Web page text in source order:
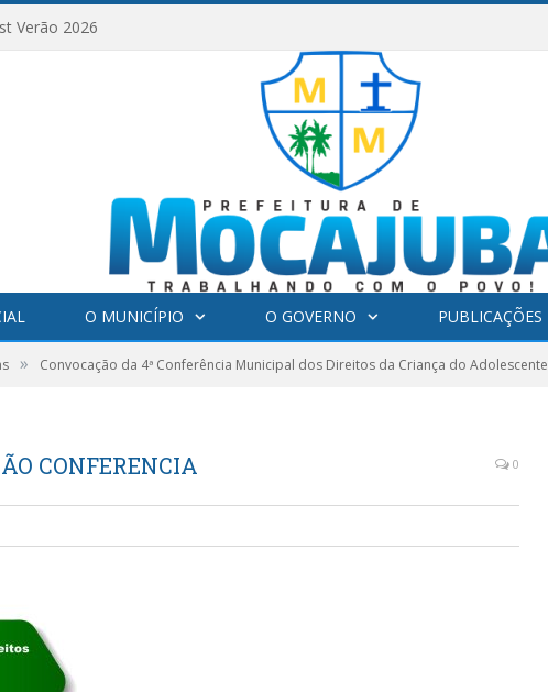
Verão 2026
O MUNICÍPIO O GOVERNO PUBLICAÇÕES
» Convocação da 4ª Conferência Municipal dos Direitos da Criança do Adolescente
CONFERENCIA 0